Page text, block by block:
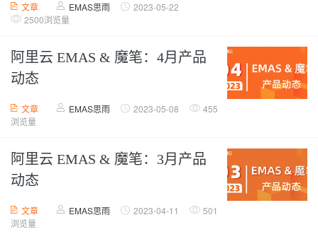
文章 EMAS思雨
2023-05-22
2500浏览量
阿里云 EMAS & 魔笔：4月产品
动态
文章 EMAS思雨 2023-05-08
455
浏览量
阿里云 EMAS & 魔笔：3月产品
动态
文章 EMAS思雨 2023-04-11
501
浏览量